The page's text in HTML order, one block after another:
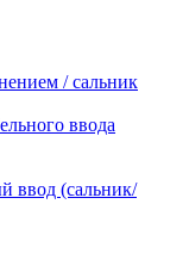
/ сальник
ввода
ввод (сальник/